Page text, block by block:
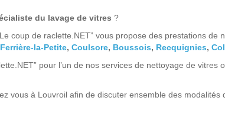
du lavage de vitres ?
coup de raclette.NET” vous propose des prestations de
Ferrière-la-Petite, Coulsore, Boussois, Recquignies,
pour l’un de nos services de nettoyage de vitres
vous à Louvroil afin de discuter ensemble des modalités